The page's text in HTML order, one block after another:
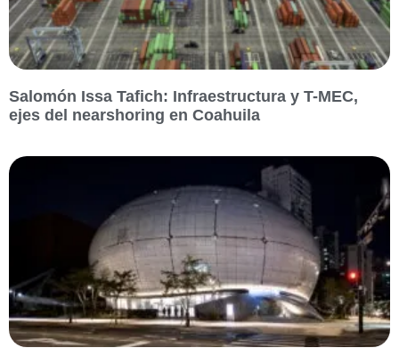
Salomón Issa Tafich: Infraestructura y T-MEC,
ejes del nearshoring en Coahuila